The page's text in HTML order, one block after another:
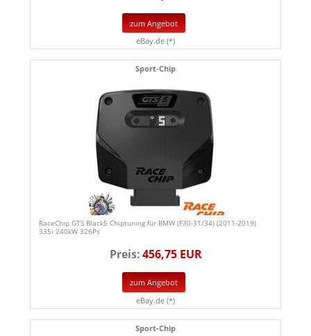
zum Angebot
eBay.de (*)
Sport-Chip
RaceChip GTS Black5 Chiptuning für BMW (F30-31/34) (2011-2019)
335i 240kW 326Ps
Preis:456,75 EUR
zum Angebot
eBay.de (*)
Sport-Chip